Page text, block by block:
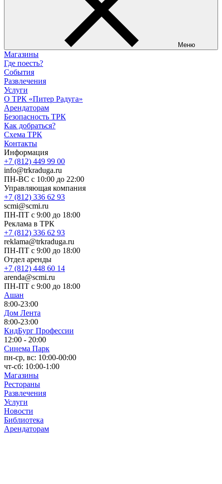
Меню
Магазины
Где поесть?
События
Развлечения
Услуги
О ТРК «Питер Радуга»
Арендаторам
Безопасность ТРК
Как добраться?
Схема ТРК
Контакты
Информация
+7 (812) 449 99 00
info@trkraduga.ru
ПН-ВС с 10:00 до 22:00
Управляющая компания
+7 (812) 336 62 93
scmi@scmi.ru
ПН-ПТ с 9:00 до 18:00
Реклама в ТРК
+7 (812) 336 62 93
reklama@trkraduga.ru
ПН-ПТ с 9:00 до 18:00
Отдел аренды
+7 (812) 448 60 14
arenda@scmi.ru
ПН-ПТ с 9:00 до 18:00
Ашан
8:00-23:00
Дом Лента
8:00-23:00
КидБург Профессии
12:00 - 20:00
Синема Парк
пн-ср, вс: 10:00-00:00
чт-сб: 10:00-1:00
Магазины
Рестораны
Развлечения
Услуги
Новости
Библиотека
Арендаторам